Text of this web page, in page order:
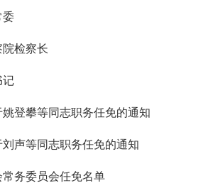
委
检察长
记
登攀等同志职务任免的通知
声等同志职务任免的通知
务委员会任免名单